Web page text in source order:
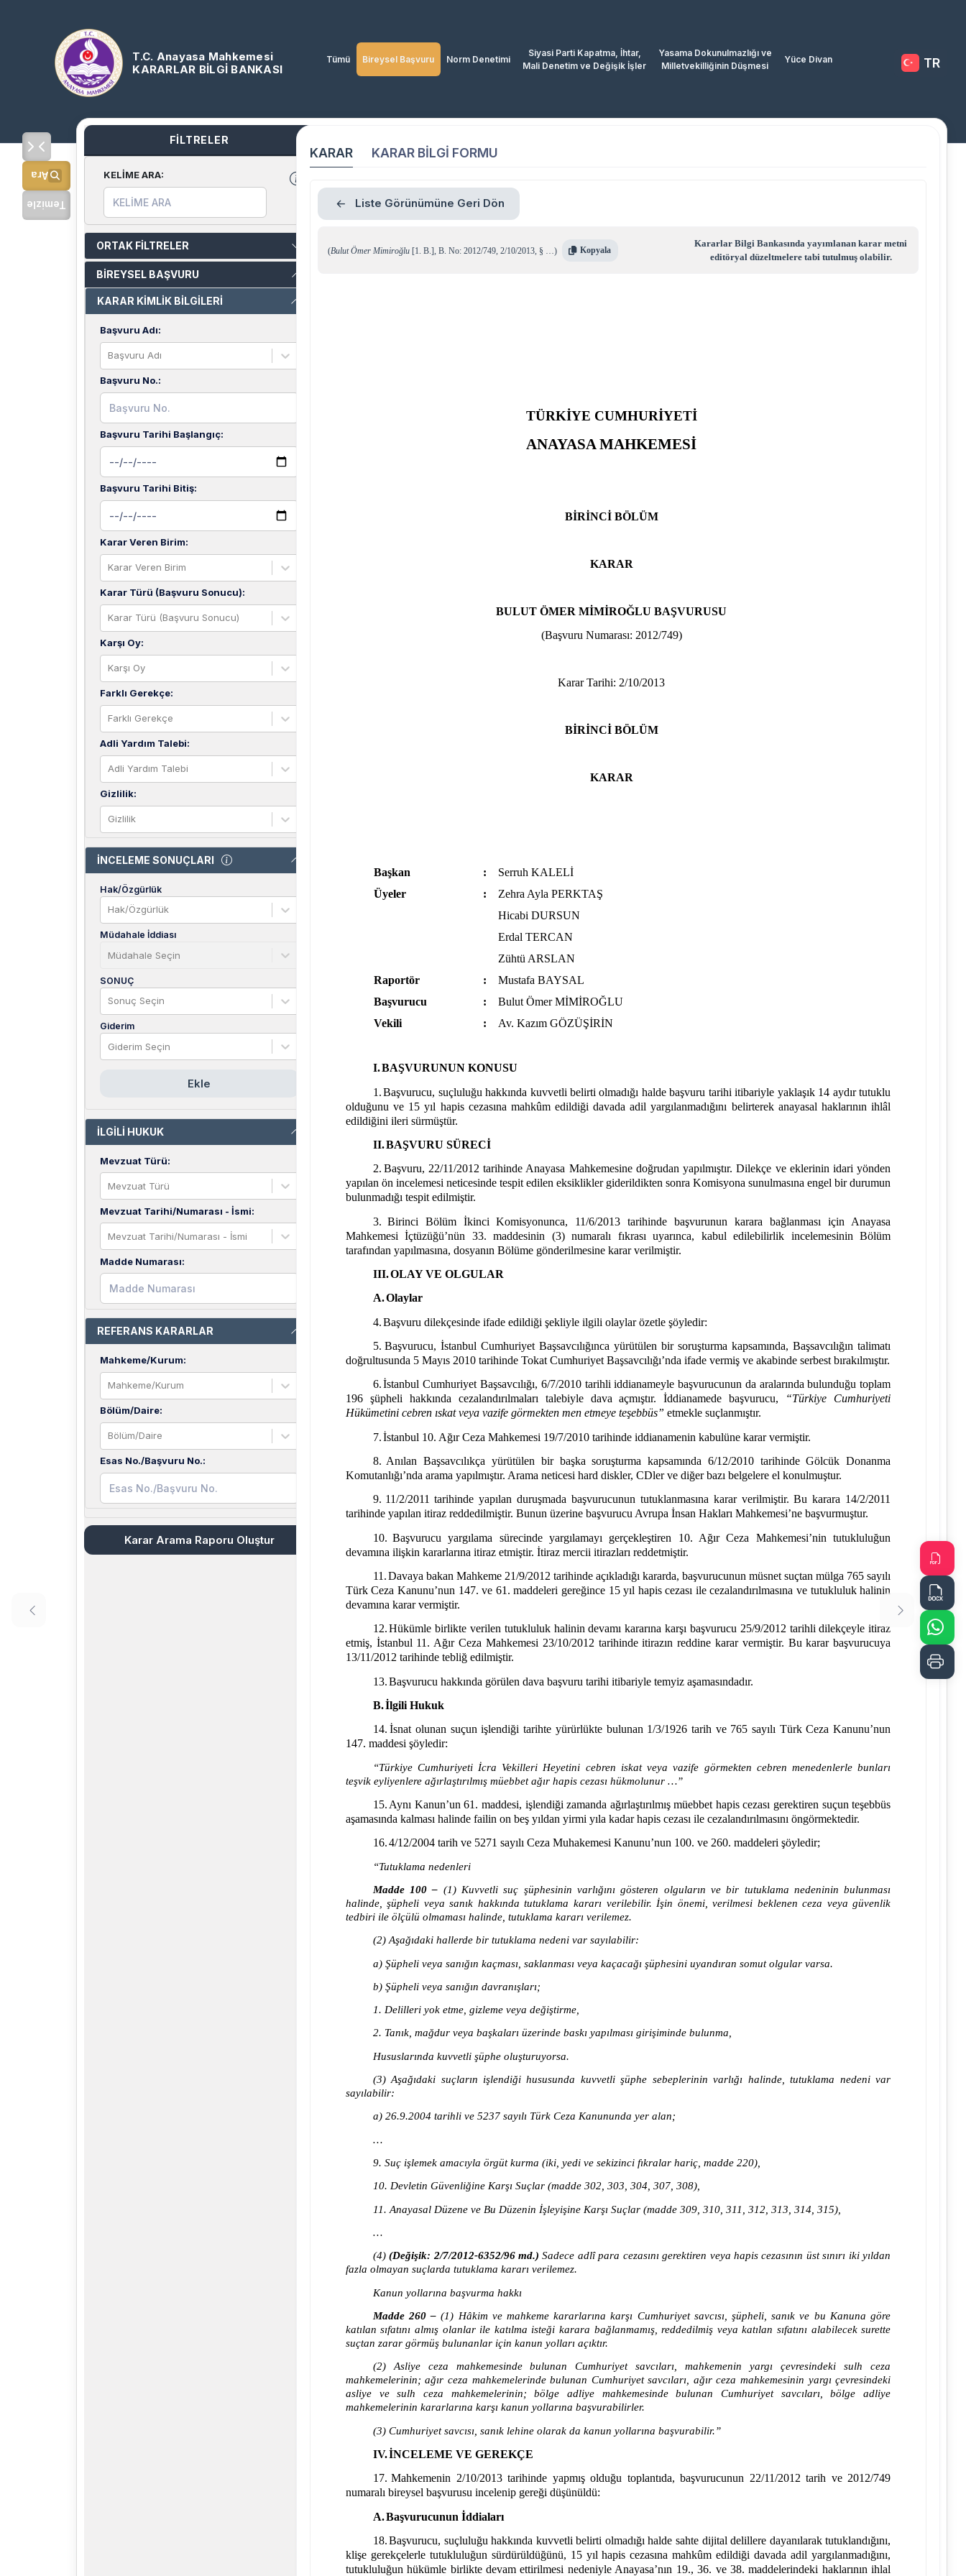
T.C. Anayasa Mahkemesi
KARARLAR BİLGİ BANKASI
Tümü Bireysel Başvuru Norm Denetimi
Siyasi Parti Kapatma, İhtar,
Mali Denetim ve Değişik İşler
Yasama Dokunulmazlığı ve
Milletvekilliğinin Düşmesi
Yüce Divan TR
Ara
Temizle
FİLTRELER
KELİME ARA:
ORTAK FİLTRELER
BİREYSEL BAŞVURU
KARAR KİMLİK BİLGİLERİ
Başvuru Adı:
Başvuru Adı
Başvuru No.:
Başvuru Tarihi Başlangıç:
Başvuru Tarihi Bitiş:
Karar Veren Birim:
Karar Veren Birim
Karar Türü (Başvuru Sonucu):
Karar Türü (Başvuru Sonucu)
Karşı Oy:
Karşı Oy
Farklı Gerekçe:
Farklı Gerekçe
Adli Yardım Talebi:
Adli Yardım Talebi
Gizlilik:
Gizlilik
İNCELEME SONUÇLARI
Hak/Özgürlük
Hak/Özgürlük
Müdahale İddiası
Müdahale Seçin
SONUÇ
Sonuç Seçin
Giderim
Giderim Seçin
Ekle
İLGİLİ HUKUK
Mevzuat Türü:
Mevzuat Türü
Mevzuat Tarihi/Numarası - İsmi:
Mevzuat Tarihi/Numarası - İsmi
Madde Numarası:
REFERANS KARARLAR
Mahkeme/Kurum:
Mahkeme/Kurum
Bölüm/Daire:
Bölüm/Daire
Esas No./Başvuru No.:
Karar Arama Raporu Oluştur
KARAR KARAR BİLGİ FORMU
Liste Görünümüne Geri Dön
(Bulut Ömer Mimiroğlu [1. B.], B. No: 2012/749, 2/10/2013, § …) Kopyala
Kararlar Bilgi Bankasında yayımlanan karar metni
editöryal düzeltmelere tabi tutulmuş olabilir.